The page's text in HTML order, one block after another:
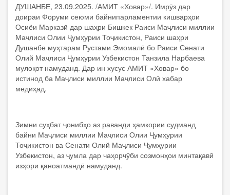
ДУШАНБЕ, 23.09.2025. /АМИТ «Ховар»/. Имрӯз дар
доираи Форуми сеюми байнипарламентии кишварҳои
Осиёи Марказӣ дар шаҳри Бишкек Раиси Маҷлиси миллии
Маҷлиси Олии Ҷумҳурии Тоҷикистон, Раиси шаҳри
Душанбе муҳтарам Рустами Эмомалӣ бо Раиси Сенати
Олий Маҷлиси Ҷумҳурии Узбекистон Танзила Нарбаева
мулоқот намуданд. Дар ин хусус АМИТ «Ховар» бо
истинод ба Маҷлиси миллии Маҷлиси Олӣ хабар
медиҳад.
Зимни суҳбат ҷонибҳо аз раванди ҳамкории судманд
байни Маҷлиси миллии Маҷлиси Олии Ҷумҳурии
Тоҷикистон ва Сенати Олий Маҷлиси Ҷумҳурии
Узбекистон, аз ҷумла дар чаҳорчӯби созмонҳои минтақавӣ
изҳори қаноатмандӣ намуданд.